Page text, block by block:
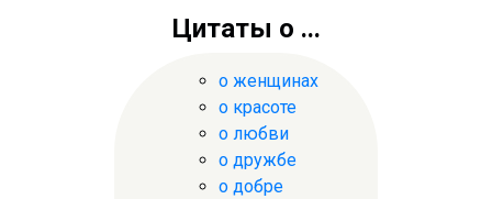
Цитаты о ...
о женщинах
о красоте
о любви
о дружбе
о добре